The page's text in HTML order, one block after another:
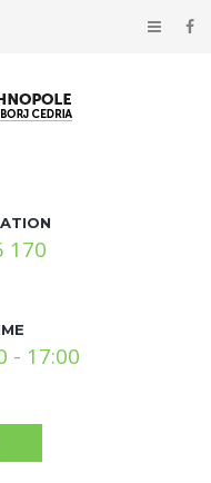
170
- 17:00